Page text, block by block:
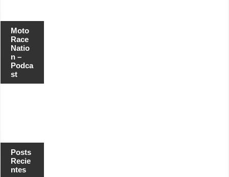
Moto
Race
Natio
n –
Podca
st
Posts
Recie
ntes